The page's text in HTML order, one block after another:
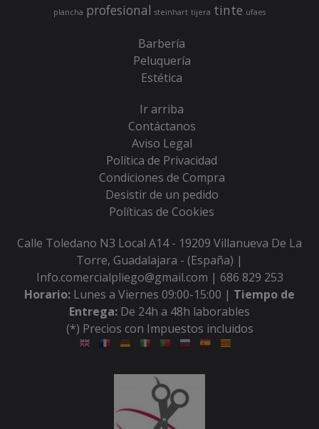
plancha profesional steinhart tijera tinte ufaes
Barbería
Peluquería
Estética
Ir arriba
Contáctanos
Aviso Legal
Política de Privacidad
Condiciones de Compra
Desistir de un pedido
Políticas de Cookies
Calle Toledano N3 Local A14 - 19209 Villanueva De La
Torre, Guadalajara - (España) |
Info.comercialpliego@gmail.com | 686 829 253
Horario: Lunes a Viernes 09:00-15:00 | Tiempo de
Entrega: De 24h a 48h laborables
(*) Precios con Impuestos incluidos